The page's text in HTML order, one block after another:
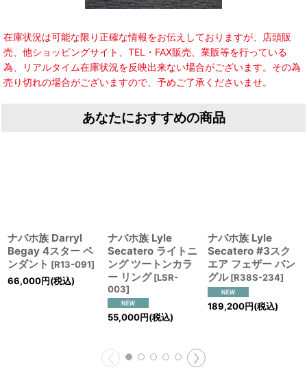
在庫状況は可能な限り正確な情報をお伝えしておりますが、店頭販
売、他ショッピングサイト、TEL・FAX販売、業販等を行っている
為、リアルタイム在庫状況を反映出来ない場合がございます。その為
売り切れの場合がございますので、予めご了承くださいませ。
あなたにおすすめの商品
ナバホ族 Darryl
Begay 4スター ペ
ンダント [R13-091]
66,000円(税込)
ナバホ族 Lyle
Secatero ライトニ
ング ツートンカラ
ー リング [LSR-
003]
55,000円(税込)
ナバホ族 Lyle
Secatero #3スク
エア フェザー バン
グル [R38S-234]
189,200円(税込)